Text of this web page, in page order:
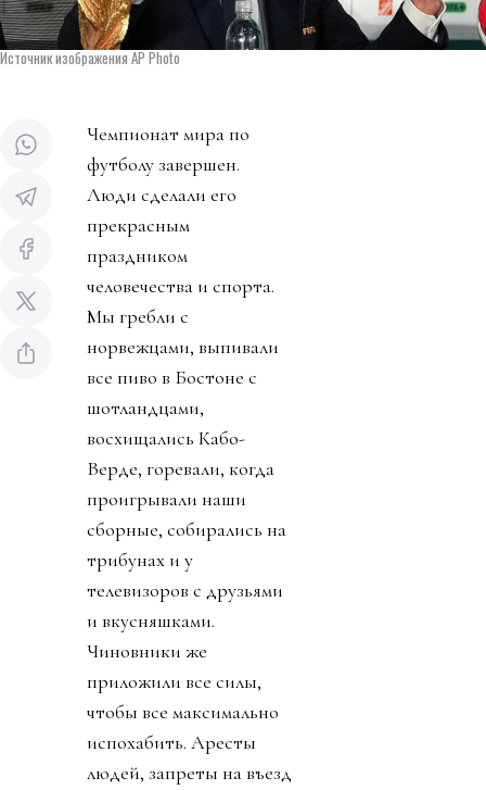
Источник изображения AP Photo
Чемпионат мира по
футболу завершен.
Люди сделали его
прекрасным
праздником
человечества и спорта.
Мы гребли с
норвежцами, выпивали
все пиво в Бостоне с
шотландцами,
восхищались Кабо-
Верде, горевали, когда
проигрывали наши
сборные, собирались на
трибунах и у
телевизоров с друзьями
и вкусняшками.
Чиновники же
приложили все силы,
чтобы все максимально
испохабить. Аресты
людей, запреты на въезд